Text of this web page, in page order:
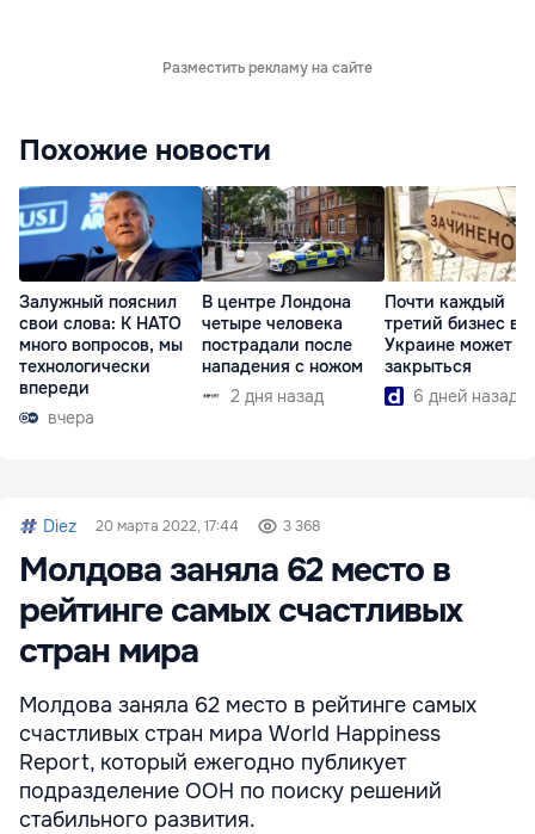
Разместить рекламу на сайте
Похожие новости
Залужный пояснил
свои слова: К НАТО
много вопросов, мы
технологически
впереди
вчера
В центре Лондона
четыре человека
пострадали после
нападения с ножом
2 дня назад
Почти каждый
третий бизнес в
Украине может
закрыться
6 дней назад
Diez 20 марта 2022, 17:44 3 368
Молдова заняла 62 место в
рейтинге самых счастливых
стран мира
Молдова заняла 62 место в рейтинге самых
счастливых стран мира World Happiness
Report, который ежегодно публикует
подразделение ООН по поиску решений
стабильного развития.